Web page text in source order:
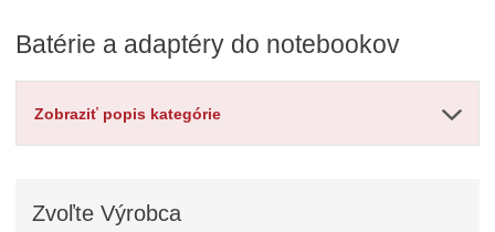
Batérie a adaptéry do notebookov
Zobraziť popis kategórie
ZvoľteVýrobca